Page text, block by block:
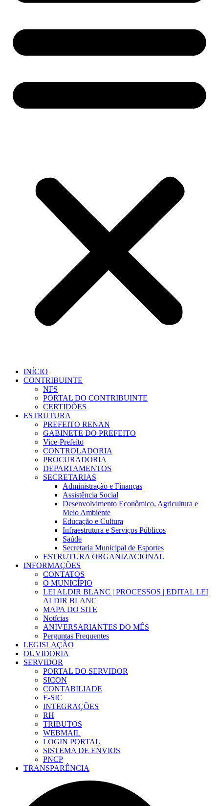
INÍCIO
CONTRIBUINTE
NFS
PORTAL DO CONTRIBUINTE
CERTIDÕES
ESTRUTURA
PREFEITO RENAN
GABINETE DO PREFEITO
Vice-Prefeito
CONTROLADORIA
PROCURADORIA
DEPARTAMENTOS
SECRETARIAS
Administração e Finanças
Assistência Social
Desenvolvimento Econômico, Agricultura e
Meio Ambiente
Educação e Cultura
Infraestrutura e Serviços Públicos
Saúde
Secretaria Municipal de Esportes
ESTRUTURA ORGANIZACIONAL
INFORMAÇÕES
CONTATOS
O MUNICÍPIO
LEI ALDIR BLANC | PROCESSOS | EDITAL LEI
ALDIR BLANC
MAPA DO SITE
Notícias
ANIVERSARIANTES DO MÊS
Perguntas Frequentes
LEGISLAÇÃO
OUVIDORIA
SERVIDOR
PORTAL DO SERVIDOR
SICON
CONTABILIADE
E-SIC
INTEGRAÇÕES
RH
TRIBUTOS
WEBMAIL
LOGIN PORTAL
SISTEMA DE ENVIOS
PNCP
TRANSPARÊNCIA